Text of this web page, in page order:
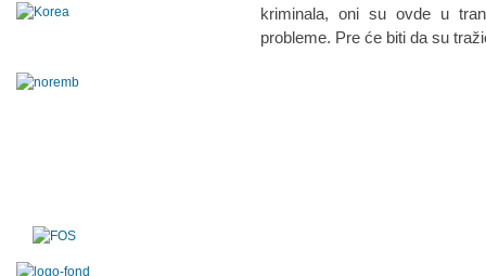
kriminala, oni su ovde u
probleme. Pre će biti da su